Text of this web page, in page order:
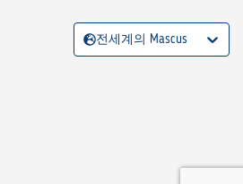
전세계의 Mascus